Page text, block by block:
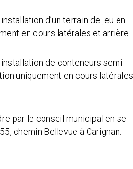
d’un terrain de jeu en
en cours latérales et arrière.
de conteneurs semi-
uniquement en cours latérales
par le conseil municipal en se
chemin Bellevue à Carignan.